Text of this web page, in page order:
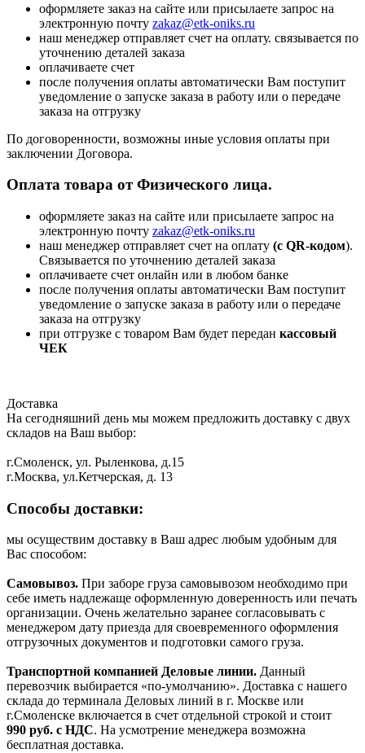
оформляете заказ на сайте или присылаете запрос на
электронную почту zakaz@etk-oniks.ru
наш менеджер отправляет счет на оплату. связывается по
уточнению деталей заказа
оплачиваете счет
после получения оплаты автоматически Вам поступит
уведомление о запуске заказа в работу или о передаче
заказа на отгрузку
По договоренности, возможны иные условия оплаты при
заключении Договора.
Оплата товара от Физического лица.
оформляете заказ на сайте или присылаете запрос на
электронную почту zakaz@etk-oniks.ru
наш менеджер отправляет счет на оплату (с QR-кодом).
Связывается по уточнению деталей заказа
оплачиваете счет онлайн или в любом банке
после получения оплаты автоматически Вам поступит
уведомление о запуске заказа в работу или о передаче
заказа на отгрузку
при отгрузке с товаром Вам будет передан кассовый
ЧЕК
Доставка
На сегодняшний день мы можем предложить доставку с двух
складов на Ваш выбор:
г.Смоленск, ул. Рыленкова, д.15
г.Москва, ул.Кетчерская, д. 13
Способы доставки:
мы осуществим доставку в Ваш адрес любым удобным для
Вас способом:
Самовывоз. При заборе груза самовывозом необходимо при
себе иметь надлежаще оформленную доверенность или печать
организации. Очень желательно заранее согласовывать с
менеджером дату приезда для своевременного оформления
отгрузочных документов и подготовки самого груза.
Транспортной компанией Деловые линии. Данный
перевозчик выбирается «по-умолчанию». Доставка с нашего
склада до терминала Деловых линий в г. Москве или
г.Смоленске включается в счет отдельной строкой и стоит
990 руб. с НДС. На усмотрение менеджера возможна
бесплатная доставка.